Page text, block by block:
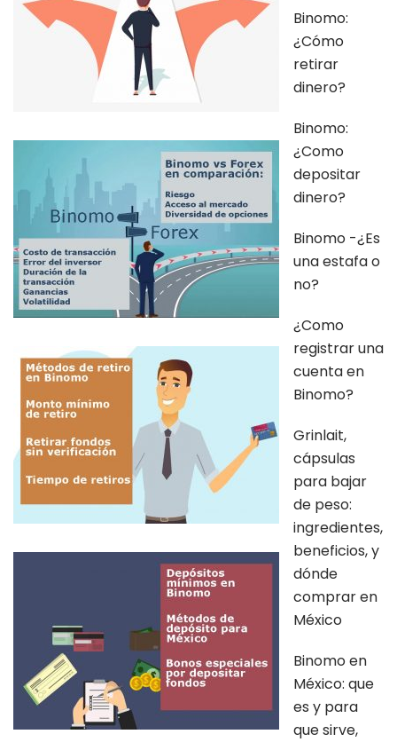
Binomo:
¿Cómo
retirar
dinero?
Binomo:
¿Como
depositar
dinero?
Binomo -¿Es
una estafa o
no?
¿Como
registrar una
cuenta en
Binomo?
Grinlait,
cápsulas
para bajar
de peso:
ingredientes,
beneficios, y
dónde
comprar en
México
Binomo en
México: que
es y para
que sirve,